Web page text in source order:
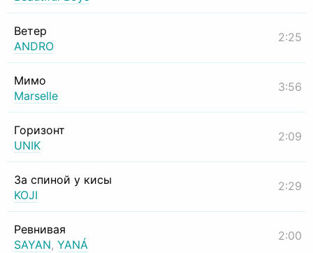
Ветер
ANDRO
2:25
Мимо
Marselle
3:56
Горизонт
UNIK
2:09
За спиной у кисы
KOJI
2:29
Ревнивая
SAYAN, YANÁ
2:00